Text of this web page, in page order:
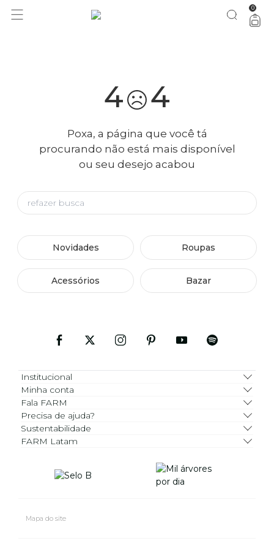
você merece 30% OFF pra comemorar com a gente aproveita! 0
4 4
Poxa, a página que você tá
procurando não está mais disponível
ou seu desejo acabou
Novidades Roupas
Acessórios Bazar
Institucional
Minha conta
Fala FARM
Precisa de ajuda?
Sustentabilidade
FARM Latam
Mapa do site